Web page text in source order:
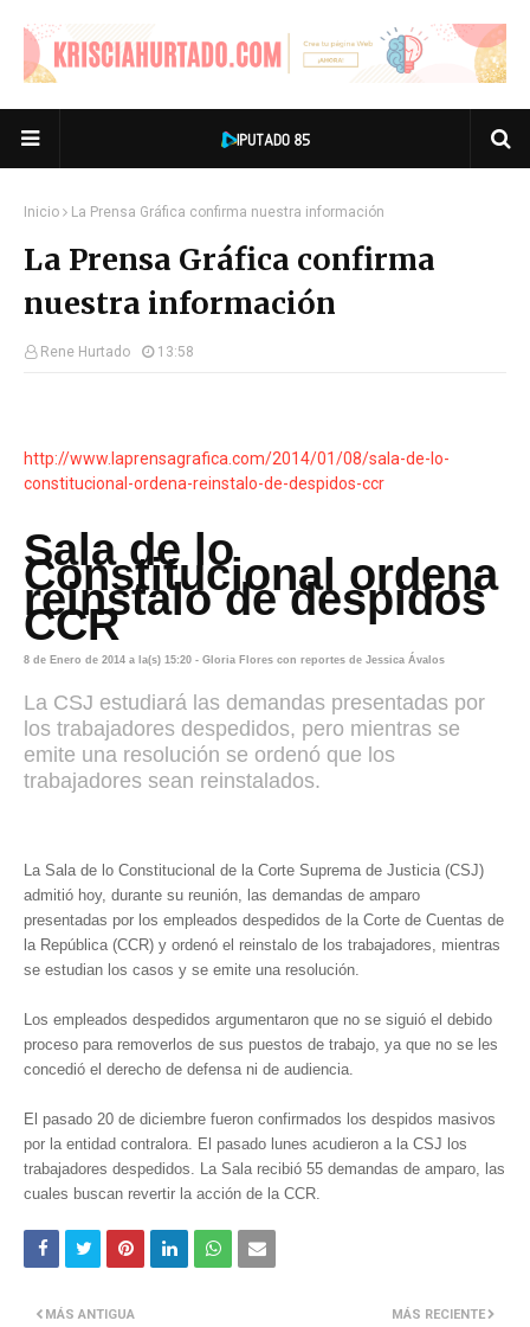
Inicio La Prensa Gráfica confirma nuestra información
La Prensa Gráfica confirma
nuestra información
Rene Hurtado 13:58
http://www.laprensagrafica.com/2014/01/08/sala-de-lo-
constitucional-ordena-reinstalo-de-despidos-ccr
Sala de lo
Constitucional ordena
reinstalo de despidos
CCR
8 de Enero de 2014 a la(s) 15:20 - Gloria Flores con reportes de Jessica Ávalos
La CSJ estudiará las demandas presentadas por
los trabajadores despedidos, pero mientras se
emite una resolución se ordenó que los
trabajadores sean reinstalados.
La Sala de lo Constitucional de la Corte Suprema de Justicia (CSJ)
admitió hoy, durante su reunión, las demandas de amparo
presentadas por los empleados despedidos de la Corte de Cuentas de
la República (CCR) y ordenó el reinstalo de los trabajadores, mientras
se estudian los casos y se emite una resolución.
Los empleados despedidos argumentaron que no se siguió el debido
proceso para removerlos de sus puestos de trabajo, ya que no se les
concedió el derecho de defensa ni de audiencia.
El pasado 20 de diciembre fueron confirmados los despidos masivos
por la entidad contralora. El pasado lunes acudieron a la CSJ los
trabajadores despedidos. La Sala recibió 55 demandas de amparo, las
cuales buscan revertir la acción de la CCR.
MÁS RECIENTE
MÁS ANTIGUA